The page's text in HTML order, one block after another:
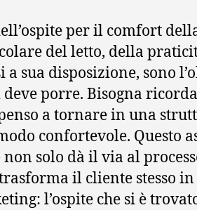
per il comfort
del letto, della
a sua disposizione, sono
porre. Bisogna
a tornare in una
confortevole. Questo
solo dà il via al
il cliente stesso
l’ospite che si è